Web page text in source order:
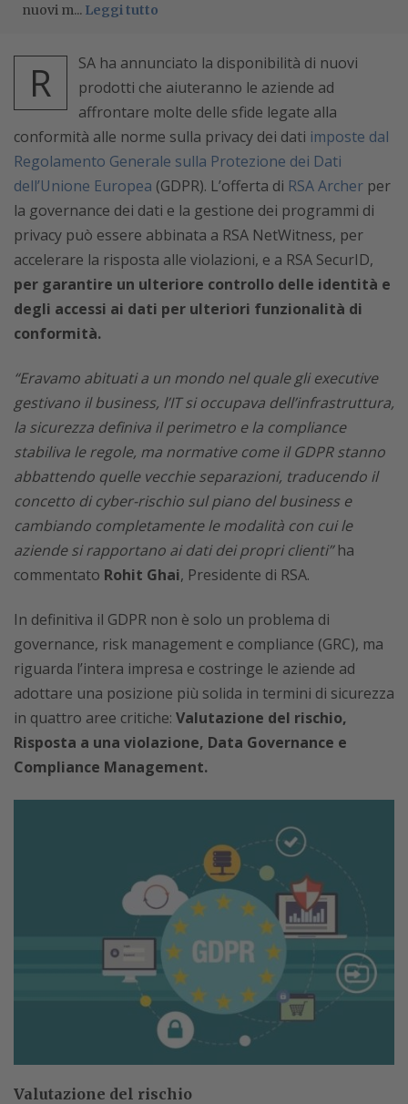
nuovi m... Leggi tutto
R
SA ha annunciato la disponibilità di nuovi
prodotti che aiuteranno le aziende ad
affrontare molte delle sfide legate alla
conformità alle norme sulla privacy dei dati imposte dal
Regolamento Generale sulla Protezione dei Dati
dell’Unione Europea (GDPR). L’offerta di RSA Archer per
la governance dei dati e la gestione dei programmi di
privacy può essere abbinata a RSA NetWitness, per
accelerare la risposta alle violazioni, e a RSA SecurID,
per garantire un ulteriore controllo delle identità e
degli accessi ai dati per ulteriori funzionalità di
conformità.
“Eravamo abituati a un mondo nel quale gli executive
gestivano il business, l’IT si occupava dell’infrastruttura,
la sicurezza definiva il perimetro e la compliance
stabiliva le regole, ma normative come il GDPR stanno
abbattendo quelle vecchie separazioni, traducendo il
concetto di cyber-rischio sul piano del business e
cambiando completamente le modalità con cui le
aziende si rapportano ai dati dei propri clienti”ha
commentato Rohit Ghai, Presidente di RSA.
In definitiva il GDPR non è solo un problema di
governance, risk management e compliance (GRC), ma
riguarda l’intera impresa e costringe le aziende ad
adottare una posizione più solida in termini di sicurezza
in quattro aree critiche: Valutazione del rischio,
Risposta a una violazione, Data Governance e
Compliance Management.
Valutazione del rischio